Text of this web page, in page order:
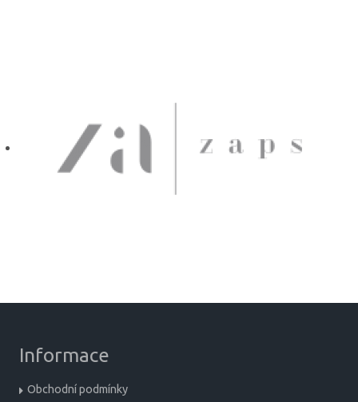
Informace
Obchodní podmínky